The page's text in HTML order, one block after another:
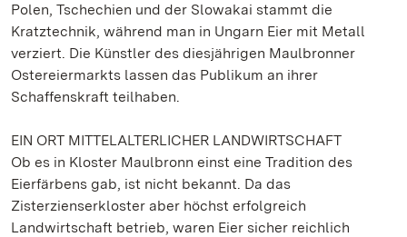
Polen, Tschechien und der Slowakai stammt die
Kratztechnik, während man in Ungarn Eier mit Metall
verziert. Die Künstler des diesjährigen Maulbronner
Ostereiermarkts lassen das Publikum an ihrer
Schaffenskraft teilhaben.
EIN ORT MITTELALTERLICHER LANDWIRTSCHAFT
Ob es in Kloster Maulbronn einst eine Tradition des
Eierfärbens gab, ist nicht bekannt. Da das
Zisterzienserkloster aber höchst erfolgreich
Landwirtschaft betrieb, waren Eier sicher reichlich